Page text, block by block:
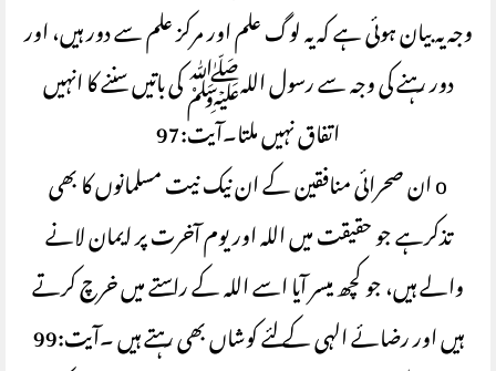
وجہ یہ بیان ہوئی ہے کہ یہ لوگ علم اور مرکز علم سے دور ہیں، اور
دور رہنے کی وجہ سے رسول اللہﷺ کی باتیں سننے کا انہیں
اتفاق نہیں ملتا۔آیت:97
o ان صحرائی منافقین کے ان نیک نیت مسلمانوں کا بھی
تذکرہے جو حقیقت میں اللہ اور یوم آخرت پر ایمان لانے
والے ہیں، جو کچھ میسر آیا اسے اللہ کے راستے میں خرچ کرتے
ہیں اور رضائے الہی کے لئے کوشاں بھی رہتے ہیں ۔آیت:99